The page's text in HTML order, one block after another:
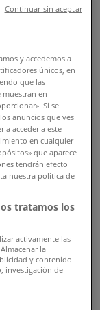
cipők és
Yorker
Husqvarna
Euronics
y accedemos a
únicos, en
que las
en
Si se
anuncios que ves
a acceder a este
en cualquier
que aparece
tendrán efecto
nuestra política de
tratamos los
activamente las
la
y contenido
investigación de
Continuar sin aceptar